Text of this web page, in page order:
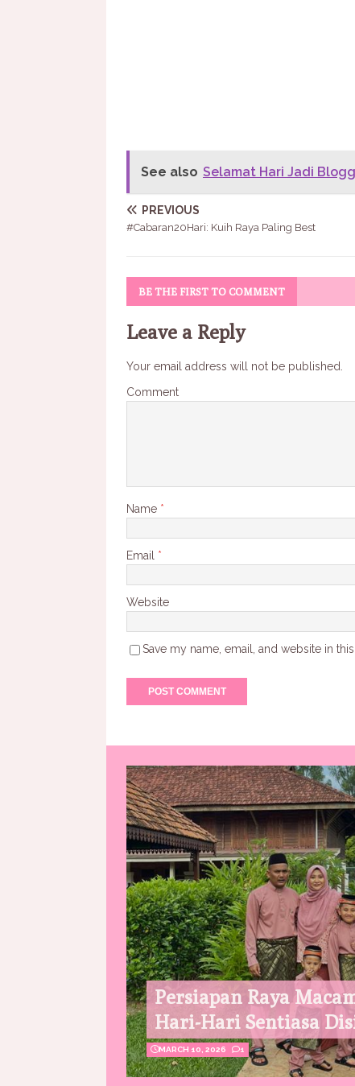
See also Selamat Hari Jadi
PREVIOUS
#Cabaran20Hari: Kuih Raya Paling Best
BE THE FIRST TO COMMENT
Leave a Reply
Your email address will not be published.
Comment
Name *
Email *
Website
Save my name, email, and website in
Persiapan Raya
Hari-Hari Sentiasa
MARCH 10, 2026 1